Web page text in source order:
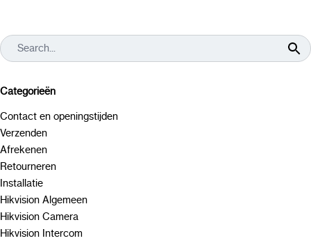
Categorieën
Contact en openingstijden
Verzenden
Afrekenen
Retourneren
Installatie
Hikvision Algemeen
Hikvision Camera
Hikvision Intercom